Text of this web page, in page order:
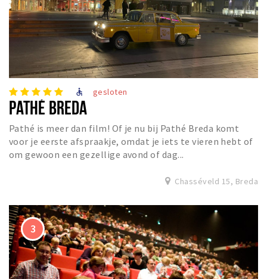
accessible gesloten
PATHÉ BREDA
Pathé is meer dan film! Of je nu bij Pathé Breda komt
voor je eerste afspraakje, omdat je iets te vieren hebt of
om gewoon een gezellige avond of dag...
Chasséveld 15, Breda